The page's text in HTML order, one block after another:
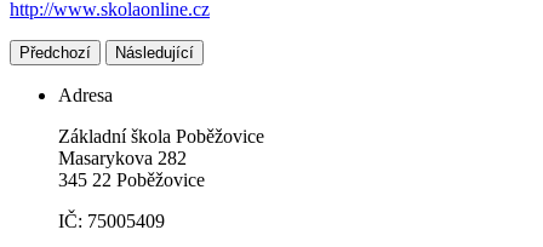
http://www.skolaonline.cz
Předchozí Následující
Adresa
Základní škola Poběžovice
Masarykova 282
345 22 Poběžovice
IČ: 75005409